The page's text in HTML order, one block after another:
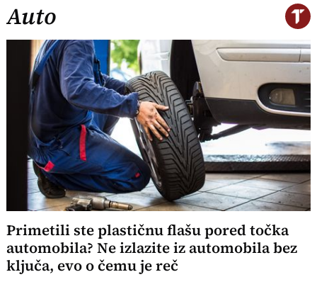
Auto
Primetili ste plastičnu flašu pored točka
automobila? Ne izlazite iz automobila bez
ključa, evo o čemu je reč